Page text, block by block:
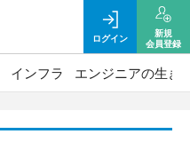
ログイン
新規
会員登録
インフラ エンジニアの生き